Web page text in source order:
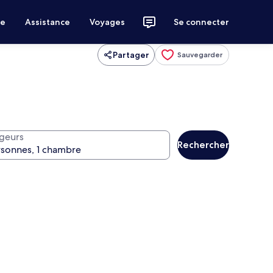
Assistance Voyages Se connecter
Partager Sauvegarder
Rechercher